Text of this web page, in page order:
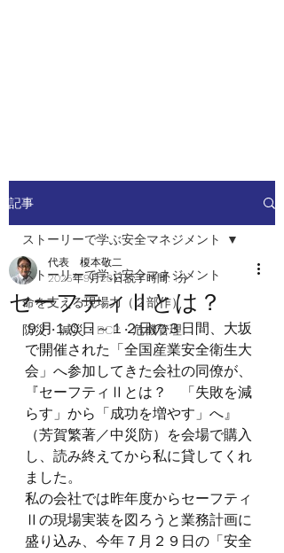
記事
ストーリーで学ぶ安全マネジメント
命を支える現場力（２部作）
防災・減災・BCP・危機管理
ストーリーで学ぶ安全マネジメント
セーフティⅡとは？
代表 榎本敬二
2025年9月28日読了時間: 1分
９月１０日～１２日の３日間、大坂
で開催された「全国産業安全衛生大
会」へ参加してきた会社の同僚が、
『セーフティⅡとは？　「失敗を減
らす」から「成功を増やす」へ』
（芳賀繁著／中災防）を会場で購入
し、読み終えてから私に貸してくれ
ました。
私の会社では昨年度からセーフティ
Ⅱの現場実装を図ろうと業務計画に
盛り込み、今年７月２９日の「安全